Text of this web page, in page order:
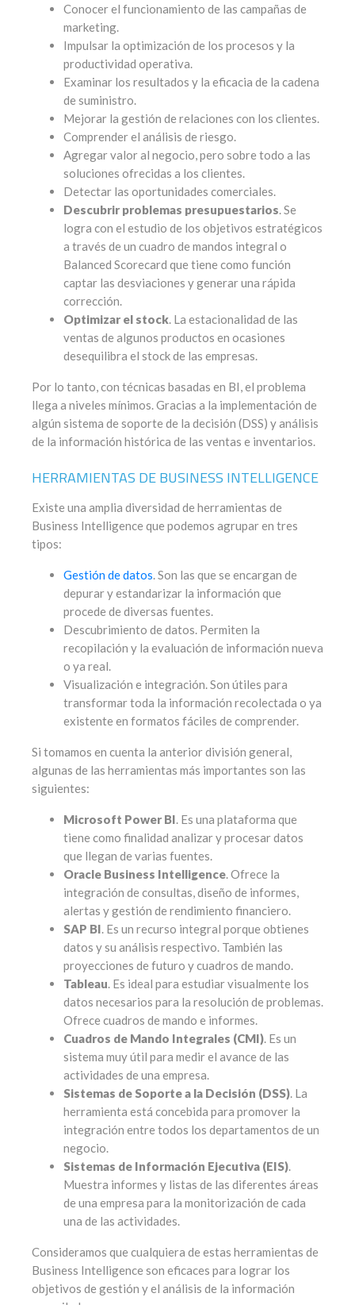
Conocer el funcionamiento de las campañas de
marketing.
Impulsar la optimización de los procesos y la
productividad operativa.
Examinar los resultados y la eficacia de la cadena
de suministro.
Mejorar la gestión de relaciones con los clientes.
Comprender el análisis de riesgo.
Agregar valor al negocio, pero sobre todo a las
soluciones ofrecidas a los clientes.
Detectar las oportunidades comerciales.
Descubrir problemas presupuestarios. Se
logra con el estudio de los objetivos estratégicos
a través de un cuadro de mandos integral o
Balanced Scorecard que tiene como función
captar las desviaciones y generar una rápida
corrección.
Optimizar el stock. La estacionalidad de las
ventas de algunos productos en ocasiones
desequilibra el stock de las empresas.
Por lo tanto, con técnicas basadas en BI, el problema
llega a niveles mínimos. Gracias a la implementación de
algún sistema de soporte de la decisión (DSS) y análisis
de la información histórica de las ventas e inventarios.
HERRAMIENTAS DE BUSINESS INTELLIGENCE
Existe una amplia diversidad de herramientas de
Business Intelligence que podemos agrupar en tres
tipos:
Gestión de datos. Son las que se encargan de
depurar y estandarizar la información que
procede de diversas fuentes.
Descubrimiento de datos. Permiten la
recopilación y la evaluación de información nueva
o ya real.
Visualización e integración. Son útiles para
transformar toda la información recolectada o ya
existente en formatos fáciles de comprender.
Si tomamos en cuenta la anterior división general,
algunas de las herramientas más importantes son las
siguientes:
Microsoft Power BI. Es una plataforma que
tiene como finalidad analizar y procesar datos
que llegan de varias fuentes.
Oracle Business Intelligence. Ofrece la
integración de consultas, diseño de informes,
alertas y gestión de rendimiento financiero.
SAP BI. Es un recurso integral porque obtienes
datos y su análisis respectivo. También las
proyecciones de futuro y cuadros de mando.
Tableau. Es ideal para estudiar visualmente los
datos necesarios para la resolución de problemas.
Ofrece cuadros de mando e informes.
Cuadros de Mando Integrales (CMI). Es un
sistema muy útil para medir el avance de las
actividades de una empresa.
Sistemas de Soporte a la Decisión (DSS). La
herramienta está concebida para promover la
integración entre todos los departamentos de un
negocio.
Sistemas de Información Ejecutiva (EIS).
Muestra informes y listas de las diferentes áreas
de una empresa para la monitorización de cada
una de las actividades.
Consideramos que cualquiera de estas herramientas de
Business Intelligence son eficaces para lograr los
objetivos de gestión y el análisis de la información